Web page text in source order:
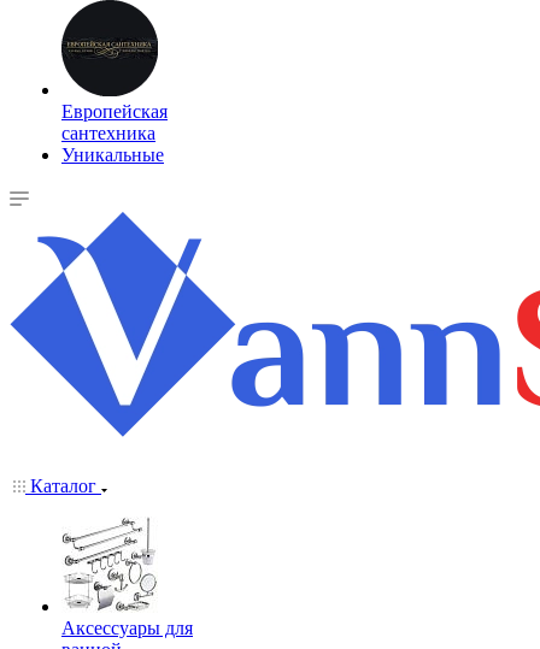
Европейская
сантехника
Уникальные
Каталог
Аксессуары для